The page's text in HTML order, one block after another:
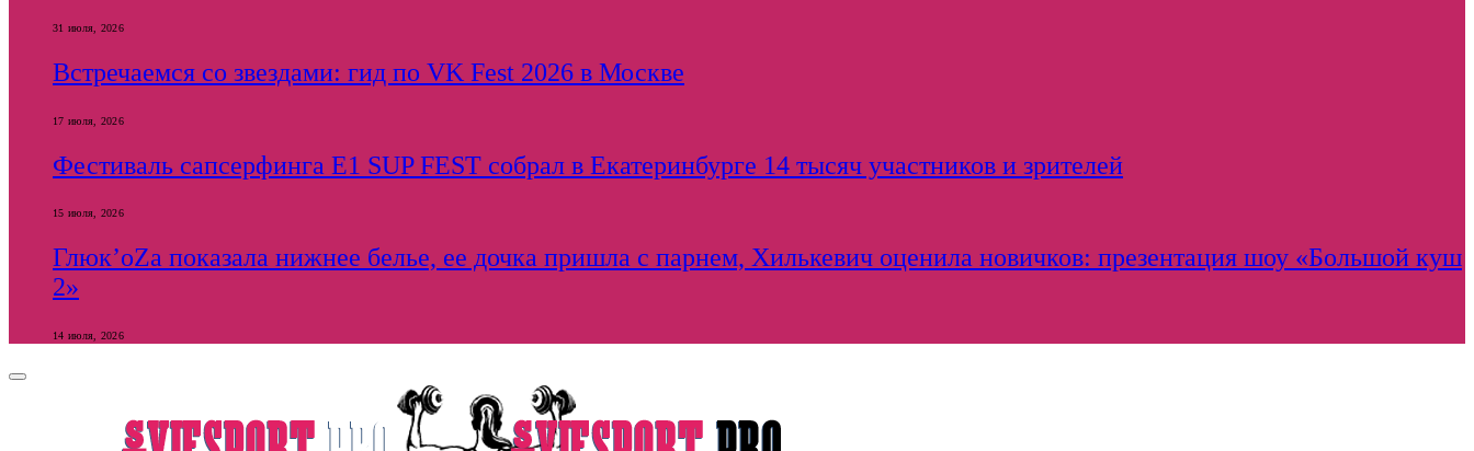
31 июля, 2026
Встречаемся со звездами: гид по VK Fest 2026 в Москве
17 июля, 2026
Фестиваль сапсерфинга E1 SUP FEST собрал в Екатеринбурге 14 тысяч участников и зрителей
15 июля, 2026
Глюк’оZа показала нижнее белье, ее дочка пришла с парнем, Хилькевич оценила новичков: презентация шоу «Большой куш
2»
14 июля, 2026